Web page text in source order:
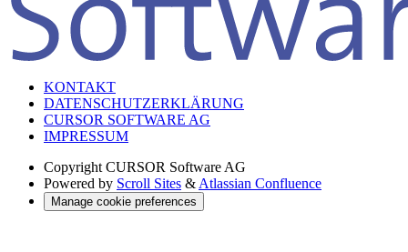
KONTAKT
DATENSCHUTZERKLÄRUNG
CURSOR SOFTWARE AG
IMPRESSUM
Copyright CURSOR Software AG
Powered by Scroll Sites & Atlassian Confluence
Manage cookie preferences